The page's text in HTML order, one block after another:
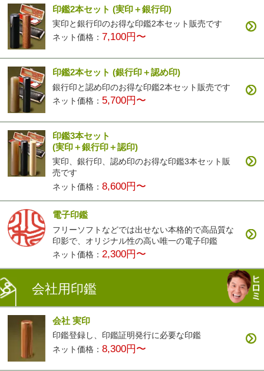
印鑑2本セット(実印＋銀行印)
実印と銀行印のお得な印鑑2本セット販売です
ネット価格： 7,100円〜
印鑑2本セット(銀行印＋認め印)
銀行印と認め印のお得な印鑑2本セット販売です
ネット価格： 5,700円〜
印鑑3本セット
(実印＋銀行印＋認印)
実印、銀行印、認め印のお得な印鑑3本セット販
売です
ネット価格：8,600円〜
電子印鑑
フリーソフトなどでは出せない本格的で高品質な
印影で、オリジナル性の高い唯一の電子印鑑
ネット価格： 2,300円〜
会社用印鑑
会社 実印
印鑑登録し、印鑑証明発行に必要な印鑑
ネット価格：8,300円〜